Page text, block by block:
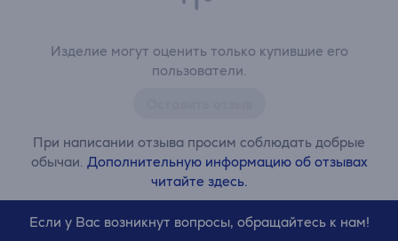
Изделие могут оценить только купившие его
пользователи.
При написании отзыва просим соблюдать добрые
обычаи. Дополнительную информацию об отзывах
читайте здесь.
Если у Вас возникнут вопросы, обращайтесь к нам!